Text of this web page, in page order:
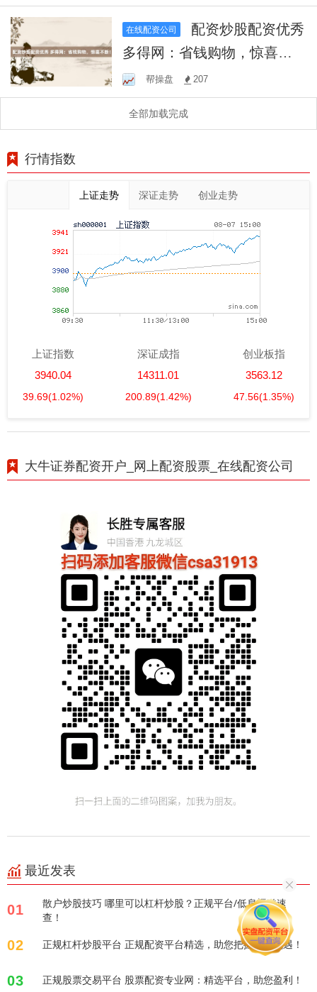
财富增值梦想！
在线配资公司
多得网：省钱购物，惊喜不
断！帮操盘 207
全部加载完成
行情指数
上证走势 深证走势 创业走势
上证指数
3940.04
39.69(1.02%)
深证成指
14311.01
200.89(1.42%)
创业板指
3563.12
47.56(1.35%)
大牛证券配资开户_网上配资股票_在线配资公司
最近发表
01
散户炒股技巧 哪里可以杠杆炒股？正规平台/低息渠道速
查！
02 正规杠杆炒股平台 正规配资平台精选，助您把握投资机遇！
03 正规股票交易平台 股票配资专业网：精选平台，助您盈利！